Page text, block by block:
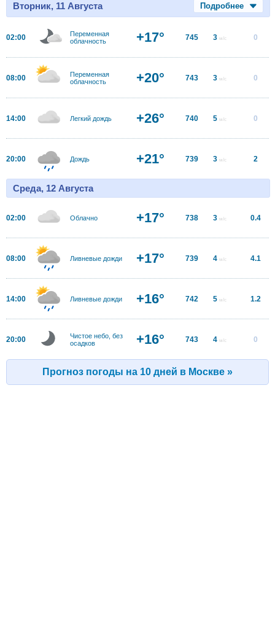
Вторник, 11 Августа Подробнее
02:00
Переменная
облачность
+17° 745 3 м/с 0
08:00
Переменная
облачность
+20° 743 3 м/с 0
14:00 Легкий дождь +26° 740 5 м/с 0
20:00 Дождь +21° 739 3 м/с 2
Среда, 12 Августа
02:00 Облачно +17° 738 3 м/с 0.4
08:00 Ливневые дожди +17° 739 4 м/с 4.1
14:00 Ливневые дожди +16° 742 5 м/с 1.2
20:00
Чистое небо, без
осадков
+16° 743 4 м/с 0
Прогноз погоды на 10 дней в Москве »